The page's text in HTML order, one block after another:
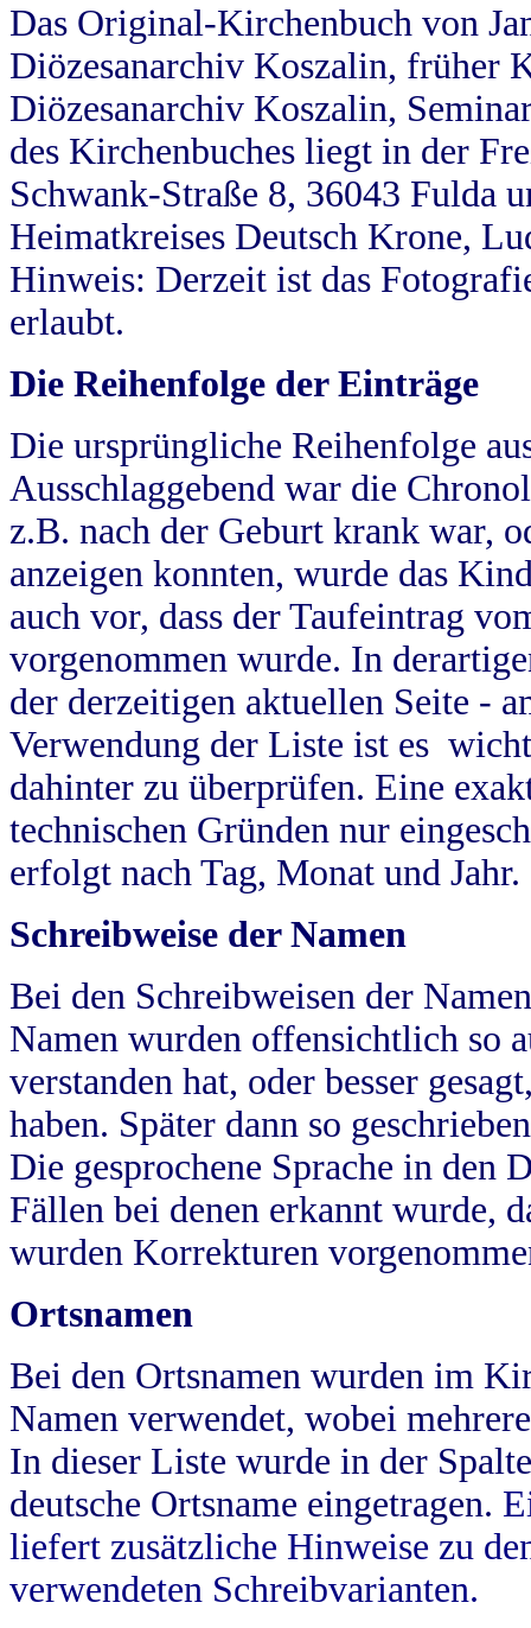
Das Original-Kirchenbuch von
Diözesanarchiv Koszalin, früher
Diözesanarchiv Koszalin,
des Kirchenbuches liegt in der
Schwank-Straße 8, 36043 Fulda
Heimatkreises Deutsch Krone,
Hinweis: Derzeit ist das
erlaubt.
Die Reihenfolge der Einträge
Die ursprüngliche Reihenfolge
Ausschlaggebend war die
z.B. nach der Geburt krank war,
anzeigen konnten, wurde das
auch vor, dass der Taufeintrag
vorgenommen wurde. In
der derzeitigen aktuellen Seite -
Verwendung der Liste ist es
dahinter zu überprüfen. Eine
technischen Gründen nur
erfolgt nach Tag, Monat und Jahr.
Schreibweise der Namen
Bei den Schreibweisen der
Namen wurden offensichtlich so
verstanden hat, oder besser
haben. Später dann so
Die gesprochene Sprache in
Fällen bei denen erkannt wurde,
wurden Korrekturen
Ortsnamen
Bei den Ortsnamen wurden im
Namen verwendet, wobei
In dieser Liste wurde in der
deutsche Ortsname eingetragen.
liefert zusätzliche Hinweise zu
verwendeten Schreibvarianten.